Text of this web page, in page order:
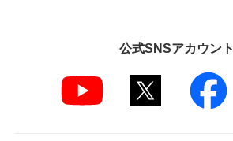
公式SNSアカウント